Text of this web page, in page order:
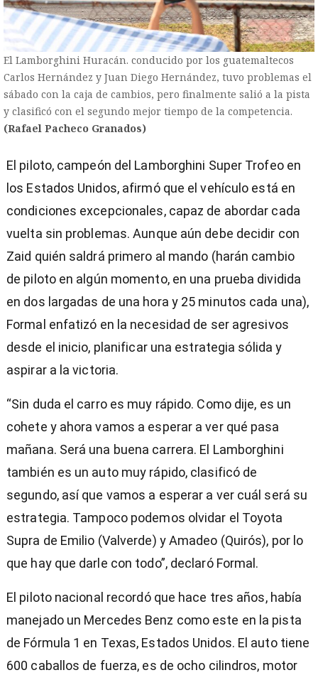
El Lamborghini Huracán. conducido por los guatemaltecos
Carlos Hernández y Juan Diego Hernández, tuvo problemas el
sábado con la caja de cambios, pero finalmente salió a la pista
y clasificó con el segundo mejor tiempo de la competencia.
(Rafael Pacheco Granados)
El piloto, campeón del Lamborghini Super Trofeo en
los Estados Unidos, afirmó que el vehículo está en
condiciones excepcionales, capaz de abordar cada
vuelta sin problemas. Aunque aún debe decidir con
Zaid quién saldrá primero al mando (harán cambio
de piloto en algún momento, en una prueba dividida
en dos largadas de una hora y 25 minutos cada una),
Formal enfatizó en la necesidad de ser agresivos
desde el inicio, planificar una estrategia sólida y
aspirar a la victoria.
“Sin duda el carro es muy rápido. Como dije, es un
cohete y ahora vamos a esperar a ver qué pasa
mañana. Será una buena carrera. El Lamborghini
también es un auto muy rápido, clasificó de
segundo, así que vamos a esperar a ver cuál será su
estrategia. Tampoco podemos olvidar el Toyota
Supra de Emilio (Valverde) y Amadeo (Quirós), por lo
que hay que darle con todo”, declaró Formal.
El piloto nacional recordó que hace tres años, había
manejado un Mercedes Benz como este en la pista
de Fórmula 1 en Texas, Estados Unidos. El auto tiene
600 caballos de fuerza, es de ocho cilindros, motor